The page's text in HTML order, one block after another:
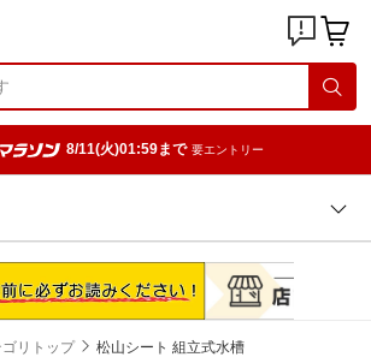
8/11(火)01:59まで 要エントリー
ゴリトップ 松山シート 組立式水槽